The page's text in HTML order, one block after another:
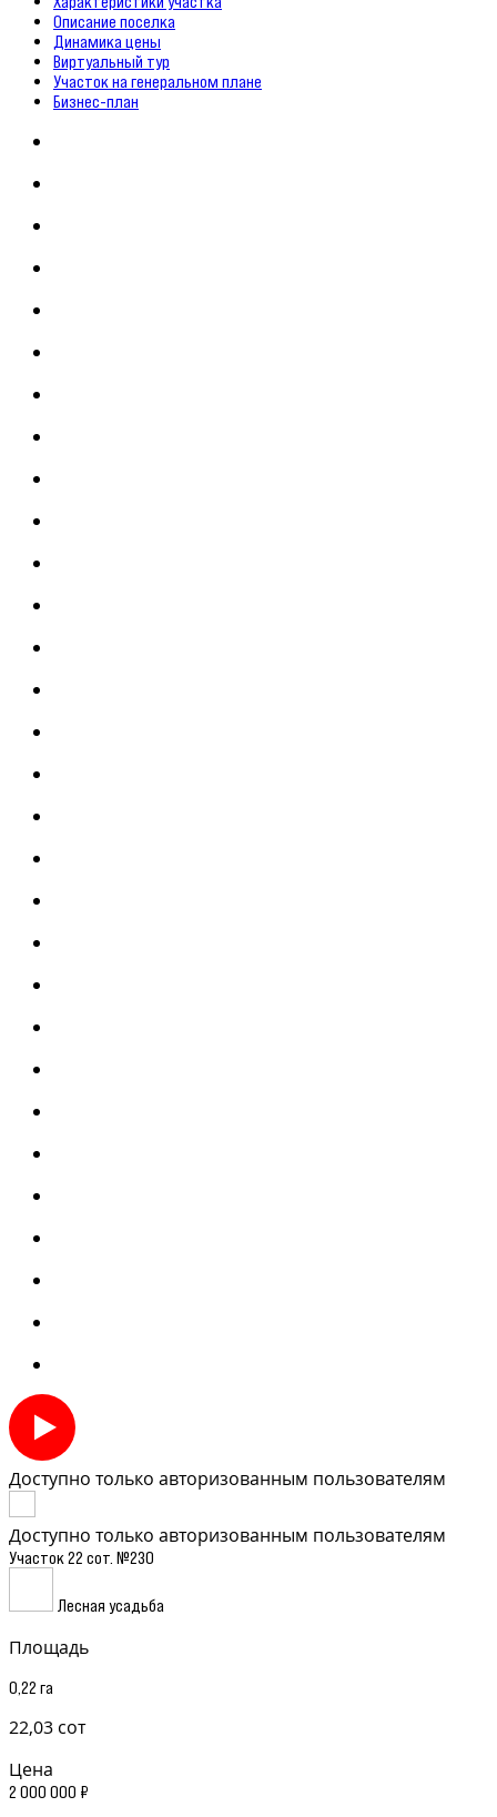
Описание поселка
Динамика цены
Виртуальный тур
Участок на генеральном плане
Бизнес-план
Доступно только авторизованным пользователям
Доступно только авторизованным пользователям
Участок 22 сот. №230
Лесная усадьба
Площадь
0,22 га
22,03 сот
Цена
2 000 000 ₽